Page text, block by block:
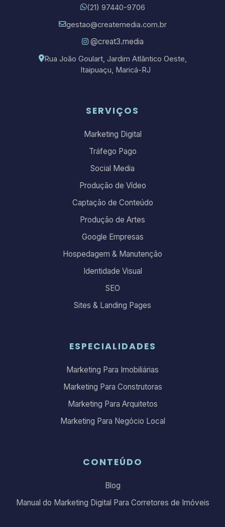
(21) 97440-9706
gestao@createmedia.com.br
@creat3.media
Rua João Goulart, Jardim Atlântico Oeste,
Itaipuaçu, Maricá-RJ
SERVIÇOS
Marketing Digital
Tráfego Pago
Social Media
Produção de Vídeo
Captação de Conteúdo
Produção de Artes
Google Empresas
Hospedagem & Manutenção
Identidade Visual
SEO
Sites & Landing Pages
ESPECIALIDADES
Marketing Para Imobiliárias
Marketing Para Construtoras
Marketing Para Arquitetos
Marketing Para Negócio Local
CONTEÚDO
Blog
Manual do Marketing Digital Para Corretores de Imóveis